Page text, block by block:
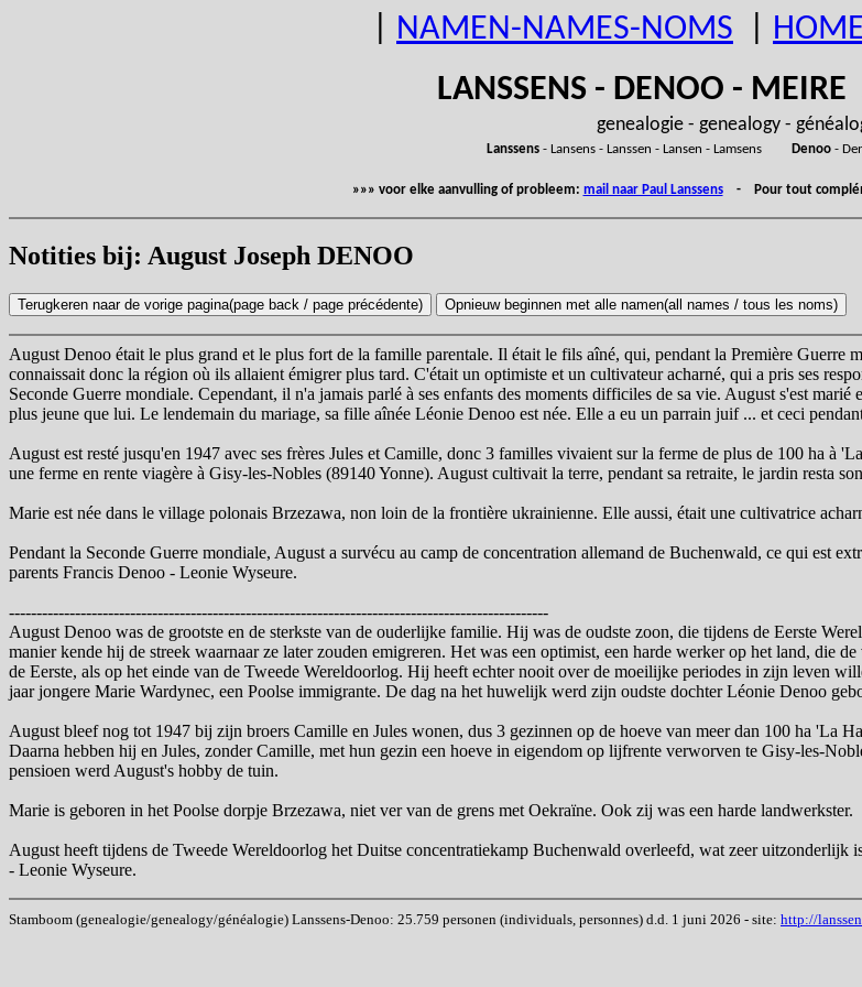
NAMEN-NAMES-NOMS
LANSSENS - DENOO -
genealogie - genealogy -
Lanssens- Lansens - Lanssen - Lansen - Lamsens Denoo-
»»» voor elke aanvulling of probleem: mail naar Paul Lanssens- Pour tout
Notities bij: August Joseph DENOO
August Denoo était le plus grand et le plus fort de la famille parentale. Il était le fils aîné, qui, pendant la Première Guerre
connaissait donc la région où ils allaient émigrer plus tard. C'était un optimiste et un cultivateur acharné, qui a pris ses
Seconde Guerre mondiale. Cependant, il n'a jamais parlé à ses enfants des moments difficiles de sa vie. August s'est
plus jeune que lui. Le lendemain du mariage, sa fille aînée Léonie Denoo est née. Elle a eu un parrain juif ... et ceci
August est resté jusqu'en 1947 avec ses frères Jules et Camille, donc 3 familles vivaient sur la ferme de plus de 100 ha à
une ferme en rente viagère à Gisy-les-Nobles (89140 Yonne). August cultivait la terre, pendant sa retraite, le jardin resta
Marie est née dans le village polonais Brzezawa, non loin de la frontière ukrainienne. Elle aussi, était une cultivatrice
Pendant la Seconde Guerre mondiale, August a survécu au camp de concentration allemand de Buchenwald, ce qui est
parents Francis Denoo - Leonie Wyseure.
--------------------------------------------------------------------------------------------------
August Denoo was de grootste en de sterkste van de ouderlijke familie. Hij was de oudste zoon, die tijdens de Eerste
manier kende hij de streek waarnaar ze later zouden emigreren. Het was een optimist, een harde werker op het land, die
de Eerste, als op het einde van de Tweede Wereldoorlog. Hij heeft echter nooit over de moeilijke periodes in zijn leven
jaar jongere Marie Wardynec, een Poolse immigrante. De dag na het huwelijk werd zijn oudste dochter Léonie Denoo
August bleef nog tot 1947 bij zijn broers Camille en Jules wonen, dus 3 gezinnen op de hoeve van meer dan 100 ha 'La
Daarna hebben hij en Jules, zonder Camille, met hun gezin een hoeve in eigendom op lijfrente verworven te Gisy-les-
pensioen werd August's hobby de tuin.
Marie is geboren in het Poolse dorpje Brzezawa, niet ver van de grens met Oekraïne. Ook zij was een harde landwerkster.
August heeft tijdens de Tweede Wereldoorlog het Duitse concentratiekamp Buchenwald overleefd, wat zeer
- Leonie Wyseure.
Stamboom (genealogie/genealogy/généalogie) Lanssens-Denoo: 25.759 personen (individuals, personnes) d.d. 1 juni 2026 - site: http://